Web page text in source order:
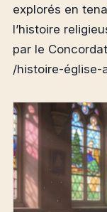
explorés en
l’histoire
par le
/histoire-église-